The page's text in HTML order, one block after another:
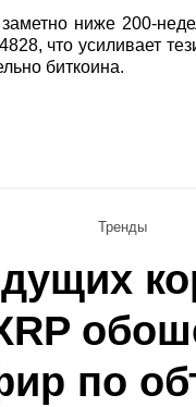
ниже
что усиливает
биткоина.
Тренды
по